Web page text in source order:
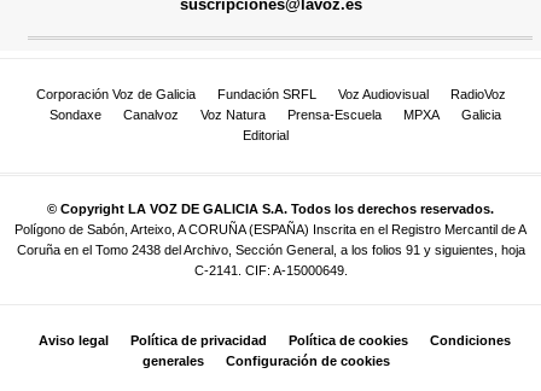
suscripciones@lavoz.es
Corporación Voz de Galicia Fundación SRFL Voz Audiovisual
RadioVoz
Sondaxe
Canalvoz Voz Natura Prensa-Escuela MPXA
Galicia
Editorial
© Copyright LA VOZ DE GALICIA S.A. Todos los derechos reservados.
Polígono de Sabón, Arteixo, A CORUÑA (ESPAÑA) Inscrita en el Registro Mercantil de A
Coruña en el Tomo 2438 del Archivo, Sección General, a los folios 91 y siguientes, hoja
C-2141. CIF: A-15000649.
Aviso legal Política de privacidad Política de cookies
Condiciones
generales
Configuración de cookies